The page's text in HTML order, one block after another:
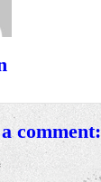
comment: